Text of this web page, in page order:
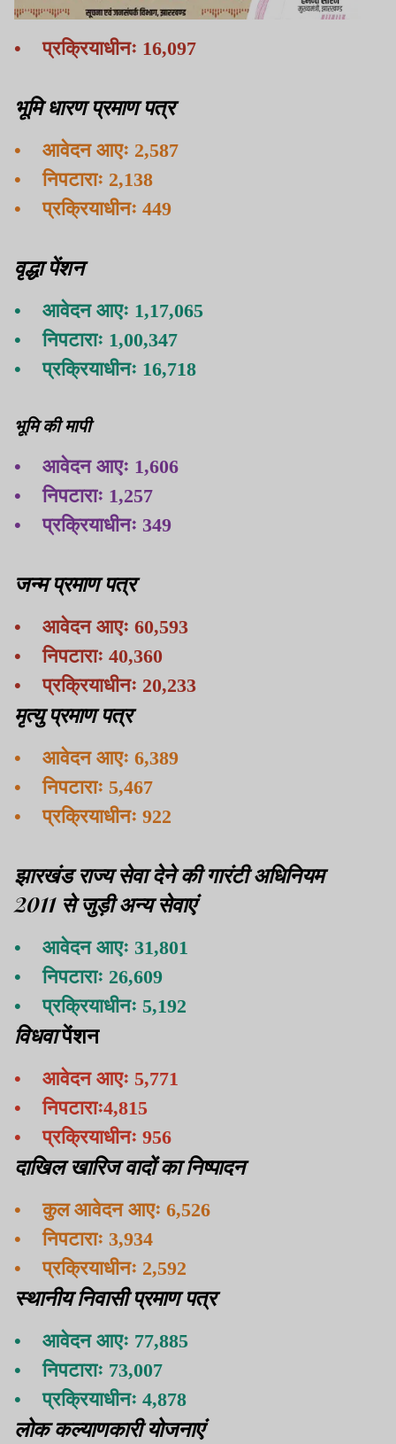
• प्रक्रियाधीनः 16,097
भूमि धारण प्रमाण पत्र
• आवेदन आएः 2,587
• निपटाराः 2,138
• प्रक्रियाधीनः 449
वृद्धा पेंशन
• आवेदन आएः 1,17,065
• निपटाराः 1,00,347
• प्रक्रियाधीनः 16,718
भूमि की मापी
• आवेदन आएः 1,606
• निपटाराः 1,257
• प्रक्रियाधीनः 349
जन्म प्रमाण पत्र
• आवेदन आएः 60,593
• निपटाराः 40,360
• प्रक्रियाधीनः 20,233
मृत्यु प्रमाण पत्र
• आवेदन आएः 6,389
• निपटाराः 5,467
• प्रक्रियाधीनः 922
झारखंड राज्य सेवा देने की गारंटी अधिनियम
2011 से जुड़ी अन्य सेवाएं
• आवेदन आएः 31,801
• निपटाराः 26,609
• प्रक्रियाधीनः 5,192
विधवापेंशन
• आवेदन आएः 5,771
• निपटाराः4,815
• प्रक्रियाधीनः 956
दाखिल खारिज वादों का निष्पादन
• कुल आवेदन आएः 6,526
• निपटाराः 3,934
• प्रक्रियाधीनः 2,592
स्थानीय निवासी प्रमाण पत्र
• आवेदन आएः 77,885
• निपटाराः 73,007
• प्रक्रियाधीनः 4,878
लोक कल्याणकारी योजनाएं